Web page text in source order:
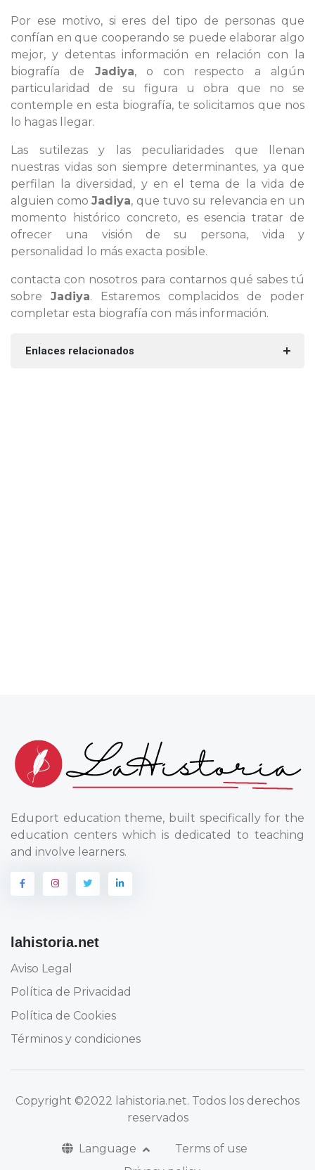
Por ese motivo, si eres del tipo de personas que
confían en que cooperando se puede elaborar algo
mejor, y detentas información en relación con la
biografía de Jadiya, o con respecto a algún
particularidad de su figura u obra que no se
contemple en esta biografía, te solicitamos que nos
lo hagas llegar.
Las sutilezas y las peculiaridades que llenan
nuestras vidas son siempre determinantes, ya que
perfilan la diversidad, y en el tema de la vida de
alguien comoJadiya, que tuvo su relevancia en un
momento histórico concreto, es esencia tratar de
ofrecer una visión de su persona, vida y
personalidad lo más exacta posible.
contacta con nosotros para contarnos qué sabes tú
sobre Jadiya. Estaremos complacidos de poder
completar esta biografía con más información.
Enlaces relacionados
Eduport education theme, built specifically for the
education centers which is dedicated to teaching
and involve learners.
lahistoria.net
Aviso Legal
Política de Privacidad
Política de Cookies
Términos y condiciones
Copyright ©2022 lahistoria.net. Todos los derechos
reservados
Language
Terms of use